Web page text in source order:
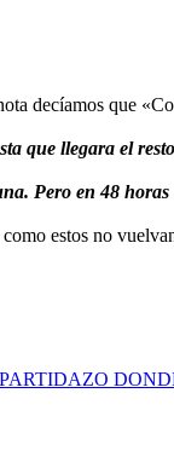
decíamos que
que llegara el
Pero en 48
estos no